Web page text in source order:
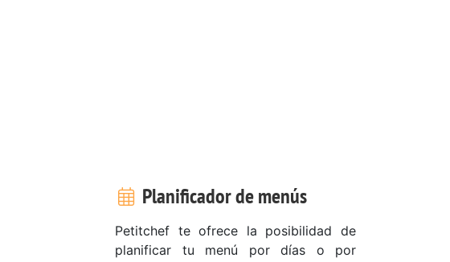
Planificador de menús
Petitchef te ofrece la posibilidad de
planificar tu menú por días o por